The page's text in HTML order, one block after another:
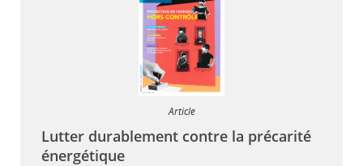
Article
Lutter durablement contre la précarité
énergétique